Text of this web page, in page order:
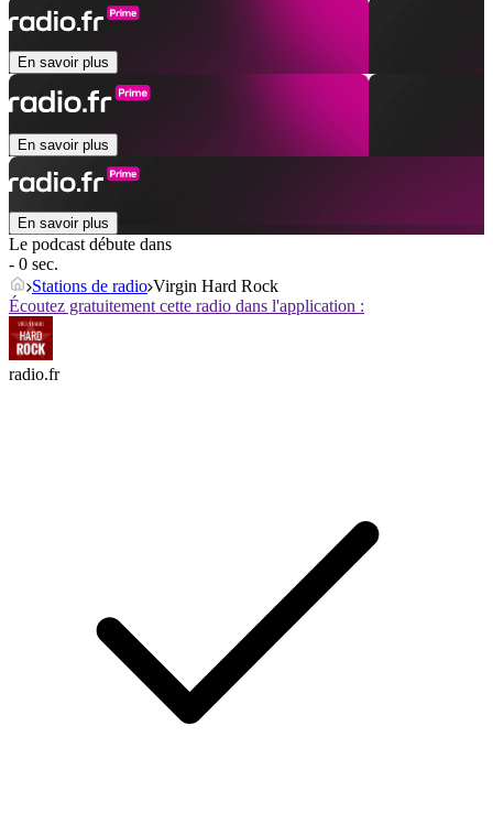
En savoir plus
En savoir plus
En savoir plus
Le podcast débute dans
- 0 sec.
Stations de radio Virgin Hard Rock
Écoutez gratuitement cette radio dans l'application :
radio.fr